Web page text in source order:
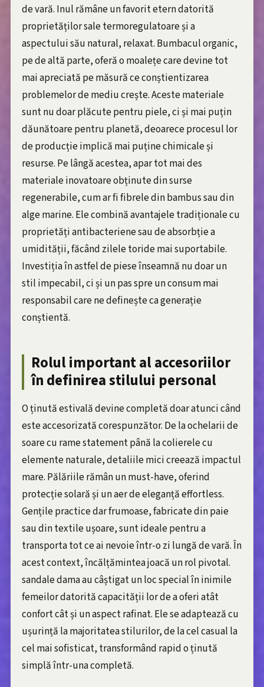
de vară. Inul rămâne un favorit etern datorită
proprietăților sale termoregulatoare și a
aspectului său natural, relaxat. Bumbacul organic,
pe de altă parte, oferă o moalețe care devine tot
mai apreciată pe măsură ce conștientizarea
problemelor de mediu crește. Aceste materiale
sunt nu doar plăcute pentru piele, ci și mai puțin
dăunătoare pentru planetă, deoarece procesul lor
de producție implică mai puține chimicale și
resurse. Pe lângă acestea, apar tot mai des
materiale inovatoare obținute din surse
regenerabile, cum ar fi fibrele din bambus sau din
alge marine. Ele combină avantajele tradiționale cu
proprietăți antibacteriene sau de absorbție a
umidității, făcând zilele toride mai suportabile.
Investiția în astfel de piese înseamnă nu doar un
stil impecabil, ci și un pas spre un consum mai
responsabil care ne definește ca generație
conștientă.
Rolul important al accesoriilor
în definirea stilului personal
O ținută estivală devine completă doar atunci când
este accesorizată corespunzător. De la ochelarii de
soare cu rame statement până la colierele cu
elemente naturale, detaliile mici creează impactul
mare. Pălăriile rămân un must-have, oferind
protecție solară și un aer de eleganță effortless.
Gențile practice dar frumoase, fabricate din paie
sau din textile ușoare, sunt ideale pentru a
transporta tot ce ai nevoie într-o zi lungă de vară. În
acest context, încălțămintea joacă un rol pivotal.
sandale dama au câștigat un loc special în inimile
femeilor datorită capacității lor de a oferi atât
confort cât și un aspect rafinat. Ele se adaptează cu
ușurință la majoritatea stilurilor, de la cel casual la
cel mai sofisticat, transformând rapid o ținută
simplă într-una completă.